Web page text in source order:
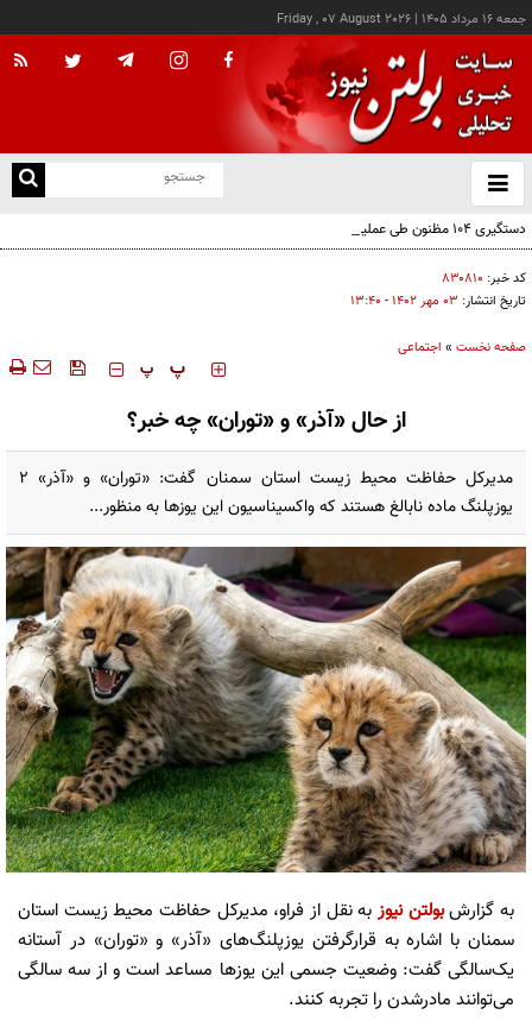
جمعه ۱۶ مرداد ۱۴۰۵ |
Friday , 07 August 2026
باز
و
دستگیری ۱۰۴ مظنون طی عملیات‌هایی علیه داعش در ترکیه
کد خبر: ۸۳۰۸۱۰
تاریخ انتشار: ۰۳ مهر ۱۴۰۲ - ۱۳:۴۰
صفحه نخست » اجتماعی
‍‍‍ پ پ
از حال «آذر» و «توران» چه خبر؟
مدیرکل حفاظت محیط زیست استان سمنان گفت: «توران» و «آذر» ۲
یوزپلنگ ماده نابالغ هستند که واکسیناسیون این یوز‌ها به منظور...
به گزارشبولتن نیوز به نقل از فراو، مدیرکل حفاظت محیط زیست استان
سمنان با اشاره به قرارگرفتن یوزپلنگ‌های «آذر» و «توران» در آستانه
یک‌سالگی گفت: وضعیت جسمی این یوز‌ها مساعد است و از سه سالگی
می‌توانند مادرشدن را تجربه کنند.